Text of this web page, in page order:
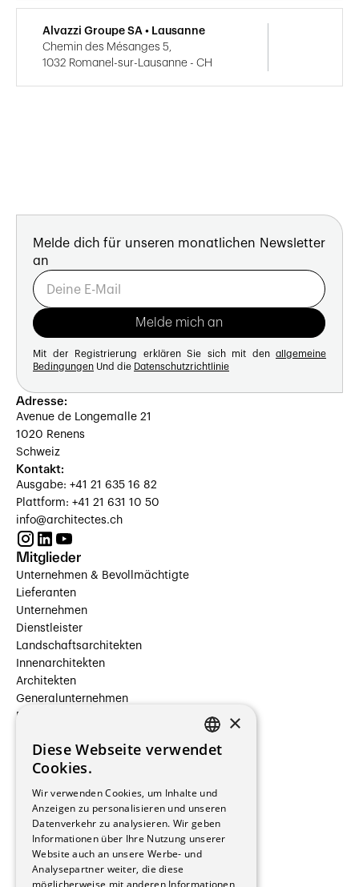
Alvazzi Groupe SA • Lausanne
Chemin des Mésanges 5,
1032 Romanel-sur-Lausanne - CH
Melde dich für unseren monatlichen Newsletter
an
Mit der Registrierung erklären Sie sich mit den allgemeine
Bedingungen Und die Datenschutzrichtlinie
Adresse:
Avenue de Longemalle 21
1020 Renens
Schweiz
Kontakt:
Ausgabe: +41 21 635 16 82
Plattform: +41 21 631 10 50
info@architectes.ch
Mitglieder
Unternehmen & Bevollmächtigte
Lieferanten
Unternehmen
Dienstleister
Landschaftsarchitekten
Innenarchitekten
Architekten
Generalunternehmen
Beauftragte Unternehmen
Hersteller/Lieferanten
Bauherrschaften
Stockwerkeigentum
Reportagen
Wohnungen
Renovierungen
Innere Umbauten
FRENCH
×
Diese Webseite verwendet
Cookies.
Wir verwenden Cookies, um Inhalte und
Anzeigen zu personalisieren und unseren
Datenverkehr zu analysieren. Wir geben
Informationen über Ihre Nutzung unserer
Website auch an unsere Werbe- und
Analysepartner weiter, die diese
möglicherweise mit anderen Informationen